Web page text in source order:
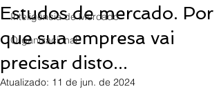
Inteligência de Mercado
Organizacional
Estudos de mercado. Por
que sua empresa vai
precisar disto...
Atualizado: 11 de jun. de 2024